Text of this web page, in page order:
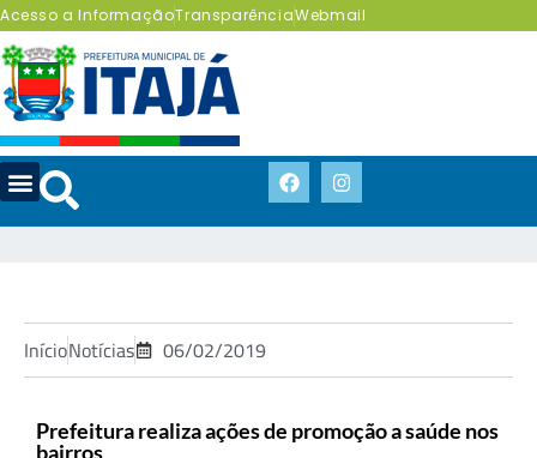
Acesso a InformaçãoTransparênciaWebmail
InícioNotícias 06/02/2019
Prefeitura realiza ações de promoção a saúde nos
bairros